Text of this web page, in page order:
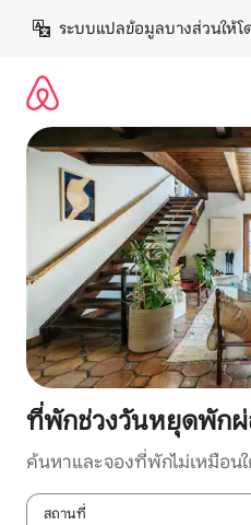
เนื้อหา
ระบบแปลข้อมูลบางส่วนให้โ
ที่พักช่วงวันหยุดพักผ่
ค้นหาและจองที่พักไม่เหมือนใ
สถานที่